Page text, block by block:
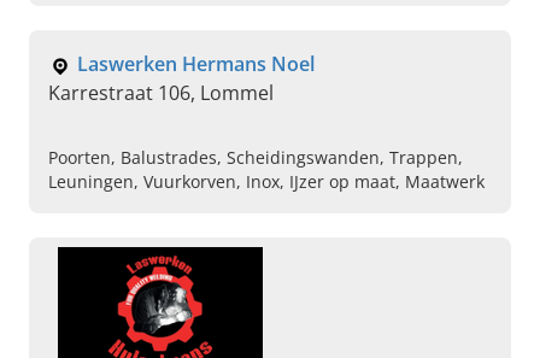
Laswerken Hermans Noel
Karrestraat 106, Lommel
Poorten, Balustrades, Scheidingswanden, Trappen,
Leuningen, Vuurkorven, Inox, IJzer op maat, Maatwerk